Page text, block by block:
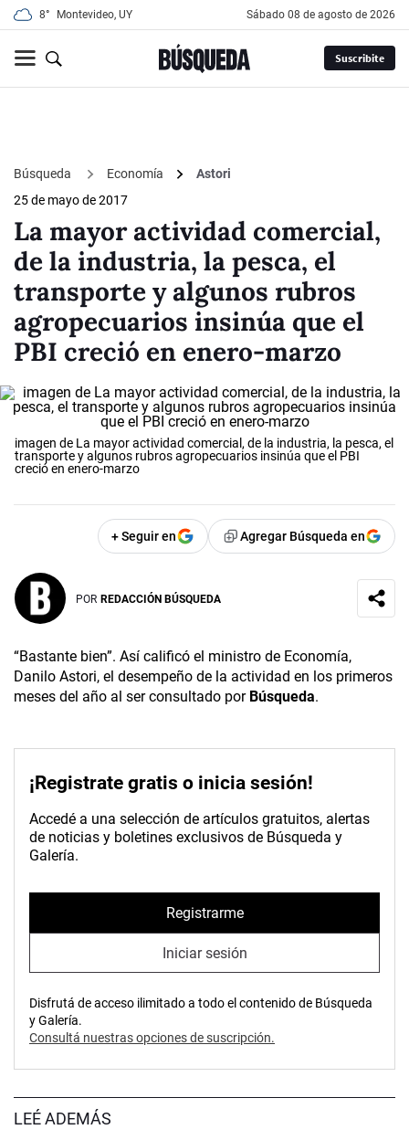
8° Montevideo, UY sábado 08 de agosto de 2026
Suscribite
Búsqueda Economía
Astori
25 de mayo de 2017
La mayor actividad comercial,
de la industria, la pesca, el
transporte y algunos rubros
agropecuarios insinúa que el
PBI creció en enero-marzo
imagen de La mayor actividad comercial, de la industria, la pesca, el
transporte y algunos rubros agropecuarios insinúa que el PBI
creció en enero-marzo
+ Seguir en Agregar Búsqueda en
POR REDACCIÓN BÚSQUEDA
“Bastante bien”. Así calificó el ministro de Economía,
Danilo Astori, el desempeño de la actividad en los primeros
meses del año al ser consultado por Búsqueda.
¡Registrate gratis o inicia sesión!
Accedé a una selección de artículos gratuitos, alertas
de noticias y boletines exclusivos de Búsqueda y
Galería.
Registrarme
Iniciar sesión
Disfrutá de acceso ilimitado a todo el contenido de Búsqueda
y Galería.
Consultá nuestras opciones de suscripción.
LEÉ ADEMÁS